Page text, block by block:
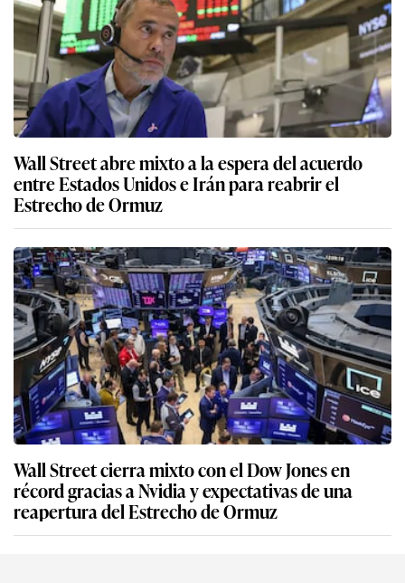
Wall Street abre mixto a la espera del acuerdo
entre Estados Unidos e Irán para reabrir el
Estrecho de Ormuz
Wall Street cierra mixto con el Dow Jones en
récord gracias a Nvidia y expectativas de una
reapertura del Estrecho de Ormuz